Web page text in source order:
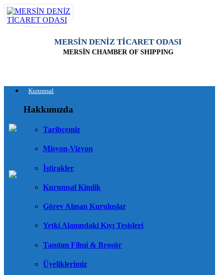
MERSİN DENİZ TİCARET ODASI
MERSİN CHAMBER OF SHIPPING
Kurumsal
Hakkımızda
Tarihçemiz
Misyon-Vizyon
İştirakler
Kurumsal Kimlik
Görev Alınan Kuruluşlar
Yetki Alanındaki Kıyı Tesisleri
Tanıtım Filmi & Broşür
Üyeliklerimiz